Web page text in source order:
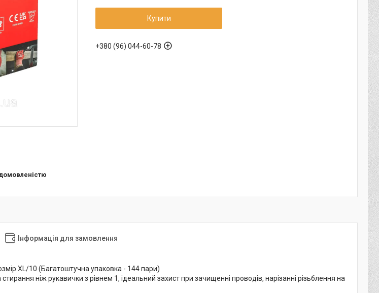
Купити
+380 (96) 044-60-78
Інформація для замовлення
XL/10 (Багатоштучна упаковка - 144 пари)
ніж рукавички з рівнем 1, ідеальний захист при зачищенні проводів, нарізанні різьблення на